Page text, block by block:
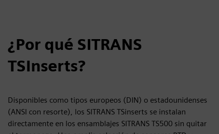
¿Por qué SITRANS
TSInserts?
Disponibles como tipos europeos (DIN) o estadounidenses
(ANSI con resorte), los SITRANS TSinserts se instalan
directamente en los ensamblajes SITRANS TS500 sin quitar